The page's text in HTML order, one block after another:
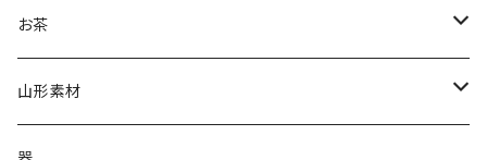
ジェラート
抹茶ジェラート
やまがたジェラート
茶蔵焼（生クリームどら焼き）
ケーキ
お茶
茶蔵ブランド
煎茶
山形素材
山形だしの素